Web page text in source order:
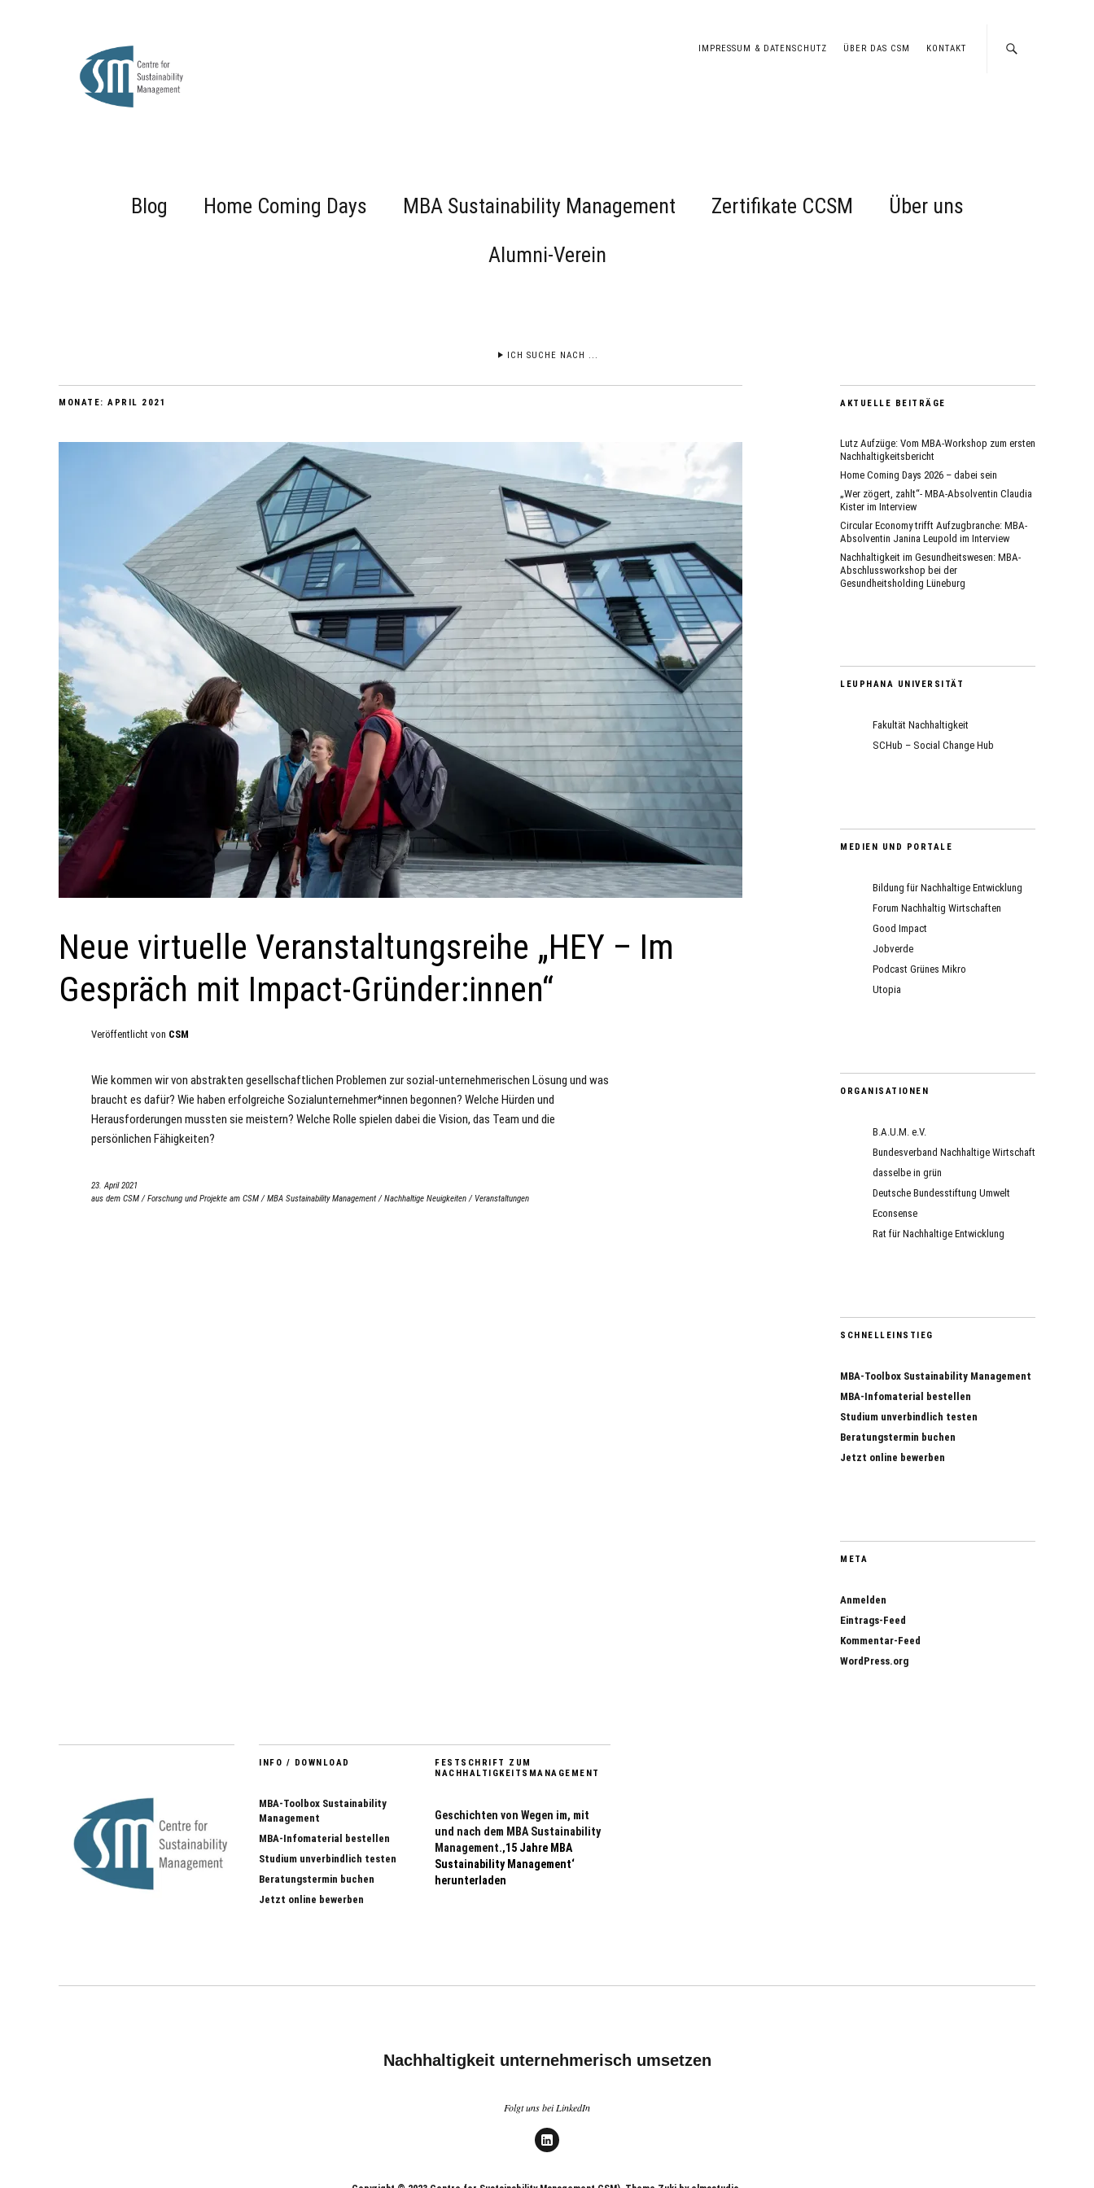
IMPRESSUM & DATENSCHUTZ ÜBER DAS CSM KONTAKT
Blog Home Coming Days MBA Sustainability Management Zertifikate CCSM
Über uns
Alumni-Verein
ICH SUCHE NACH ...
MONATE: APRIL 2021
Neue virtuelle Veranstaltungsreihe „HEY – Im
Gespräch mit Impact-Gründer:innen“
Veröffentlicht von CSM
Wie kommen wir von abstrakten gesellschaftlichen Problemen zur sozial-unternehmerischen Lösung und was
braucht es dafür? Wie haben erfolgreiche Sozialunternehmer*innen begonnen? Welche Hürden und
Herausforderungen mussten sie meistern? Welche Rolle spielen dabei die Vision, das Team und die
persönlichen Fähigkeiten?
23. April 2021
aus dem CSM /Forschung und Projekte am CSM /MBA Sustainability Management/Nachhaltige Neuigkeiten / Veranstaltungen
AKTUELLE BEITRÄGE
Lutz Aufzüge: Vom MBA-Workshop zum ersten
Nachhaltigkeitsbericht
Home Coming Days 2026 – dabei sein
„Wer zögert, zahlt“- MBA-Absolventin Claudia
Kister im Interview
Circular Economy trifft Aufzugbranche: MBA-
Absolventin Janina Leupold im Interview
Nachhaltigkeit im Gesundheitswesen: MBA-
Abschlussworkshop bei der
Gesundheitsholding Lüneburg
LEUPHANA UNIVERSITÄT
Fakultät Nachhaltigkeit
SCHub – Social Change Hub
MEDIEN UND PORTALE
Bildung für Nachhaltige Entwicklung
Forum Nachhaltig Wirtschaften
Good Impact
Jobverde
Podcast Grünes Mikro
Utopia
ORGANISATIONEN
B.A.U.M. e.V.
Bundesverband Nachhaltige Wirtschaft
dasselbe in grün
Deutsche Bundesstiftung Umwelt
Econsense
Rat für Nachhaltige Entwicklung
SCHNELLEINSTIEG
MBA-Toolbox Sustainability Management
MBA-Infomaterial bestellen
Studium unverbindlich testen
Beratungstermin buchen
Jetzt online bewerben
META
Anmelden
Eintrags-Feed
Kommentar-Feed
WordPress.org
INFO / DOWNLOAD
MBA-Toolbox Sustainability
Management
MBA-Infomaterial bestellen
Studium unverbindlich testen
Beratungstermin buchen
Jetzt online bewerben
FESTSCHRIFT ZUM
NACHHALTIGKEITSMANAGEMENT
Geschichten von Wegen im, mit
und nach dem MBA Sustainability
Management.‚15 Jahre MBA
Sustainability Management‘
herunterladen
Nachhaltigkeit unternehmerisch umsetzen
Folgt uns bei LinkedIn